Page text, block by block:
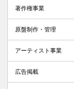
著作権事業
原盤制作・管理
アーティスト事業
広告掲載